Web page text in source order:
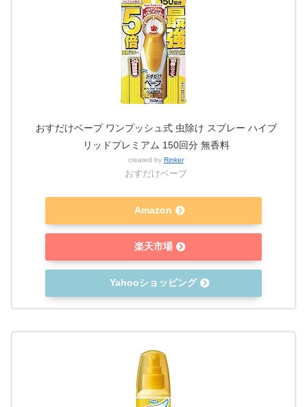
おすだけベープ ワンプッシュ式 虫除け スプレー ハイブ
リッドプレミアム 150回分 無香料
created by Rinker
おすだけベープ
Amazon
楽天市場
Yahooショッピング